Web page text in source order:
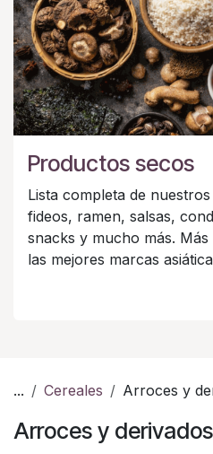
Productos secos
Lista completa de
fideos, ramen, salsas,
snacks y mucho más.
las mejores marcas
... Cereales Arroces y
Arroces y derivados